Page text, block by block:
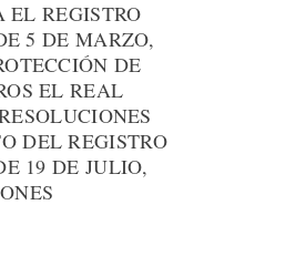
EL REGISTRO
5 DE MARZO,
DE
EL REAL
DEL REGISTRO
19 DE JULIO,